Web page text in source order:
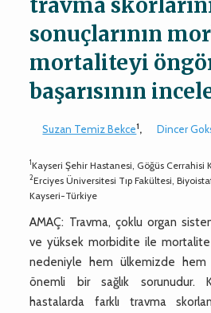
sonuçlarının
mortaliteyi
başarısının
Suzan Temiz Bekce1, Dincer
1Kayseri Şehir Hastanesi, Göğüs Cerrahisi
2Erciyes Üniversitesi Tıp Fakültesi,
Kayseri-Türkiye
AMAÇ: Travma, çoklu organ
ve yüksek morbidite ile mortalite
nedeniyle hem ülkemizde
önemli bir sağlık sorunudur.
hastalarda farklı travma